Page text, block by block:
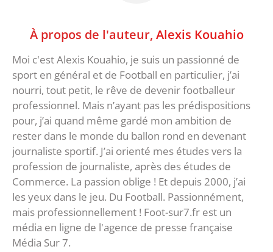
À propos de l'auteur, Alexis Kouahio
Moi c'est Alexis Kouahio, je suis un passionné de
sport en général et de Football en particulier, j’ai
nourri, tout petit, le rêve de devenir footballeur
professionnel. Mais n’ayant pas les prédispositions
pour, j’ai quand même gardé mon ambition de
rester dans le monde du ballon rond en devenant
journaliste sportif. J’ai orienté mes études vers la
profession de journaliste, après des études de
Commerce. La passion oblige ! Et depuis 2000, j’ai
les yeux dans le jeu. Du Football. Passionnément,
mais professionnellement ! Foot-sur7.fr est un
média en ligne de l'agence de presse française
Média Sur 7.